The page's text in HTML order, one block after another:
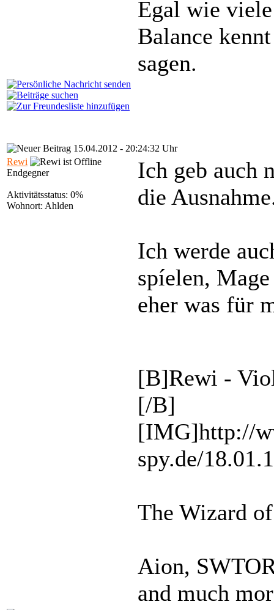
Egal wie
Balance
sagen.
15.04.2012 - 20:24:32 Uhr
Rewi
Endgegner
Aktivitätsstatus: 0%
Wohnort: Ahlden
Ich geb auch
die
Ich werde
spíelen,
eher was für
[B]Rewi -
[/B]
[IMG]http://
spy.de/
The Wizard
Aion,
and much